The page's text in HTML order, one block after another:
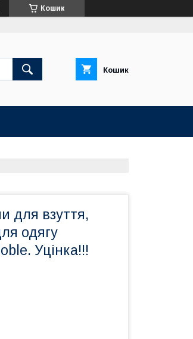
Кошик
Кошик
для взуття,
одягу
Уцінка!!!